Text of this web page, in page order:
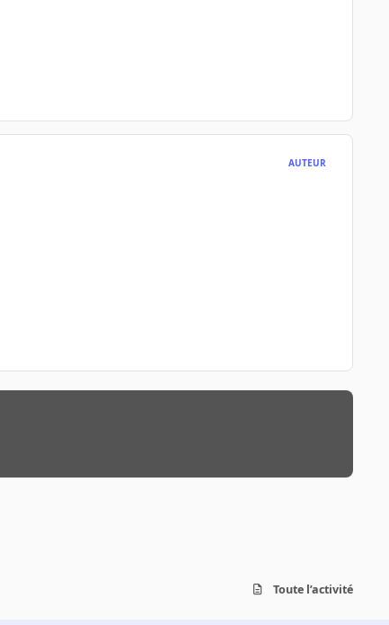
AUTEUR
Toute l’activité